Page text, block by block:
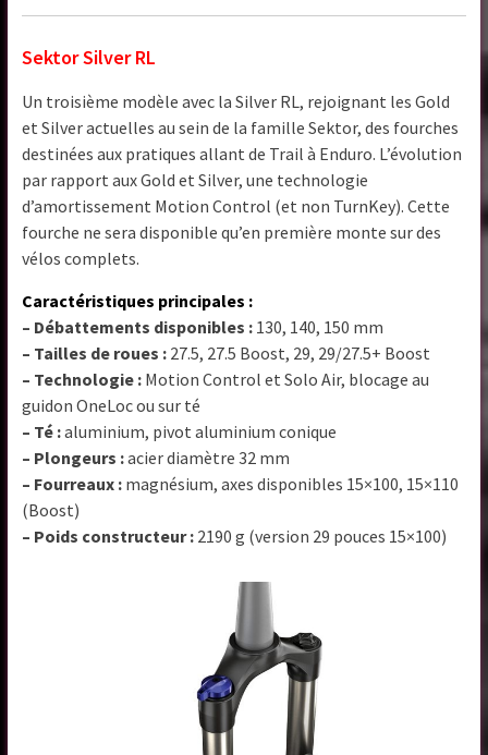
Sektor Silver RL
Un troisième modèle avec la Silver RL, rejoignant les Gold
et Silver actuelles au sein de la famille Sektor, des fourches
destinées aux pratiques allant de Trail à Enduro. L’évolution
par rapport aux Gold et Silver, une technologie
d’amortissement Motion Control (et non TurnKey). Cette
fourche ne sera disponible qu’en première monte sur des
vélos complets.
Caractéristiques principales :
– Débattements disponibles : 130, 140, 150 mm
– Tailles de roues : 27.5, 27.5 Boost, 29, 29/27.5+ Boost
– Technologie : Motion Control et Solo Air, blocage au
guidon OneLoc ou sur té
– Té :aluminium, pivot aluminium conique
– Plongeurs :acier diamètre 32 mm
– Fourreaux : magnésium, axes disponibles 15×100, 15×110
(Boost)
– Poids constructeur : 2190 g (version 29 pouces 15×100)